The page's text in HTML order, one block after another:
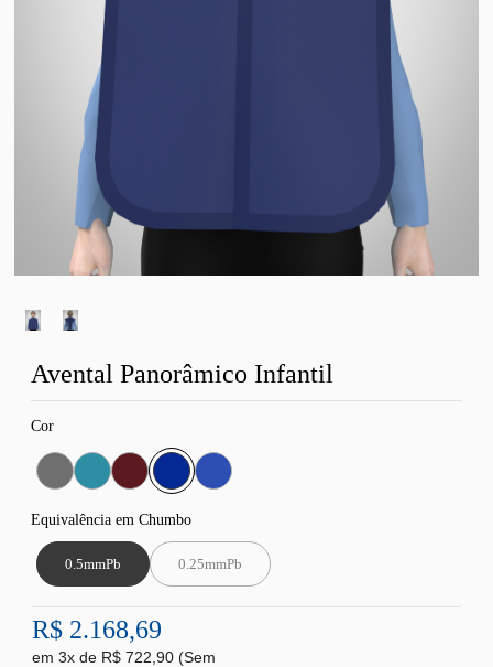
Avental Panorâmico Infantil
Cor
Equivalência em Chumbo
0.5mmPb 0.25mmPb
R$ 2.168,69
em 3x de R$ 722,90 (Sem